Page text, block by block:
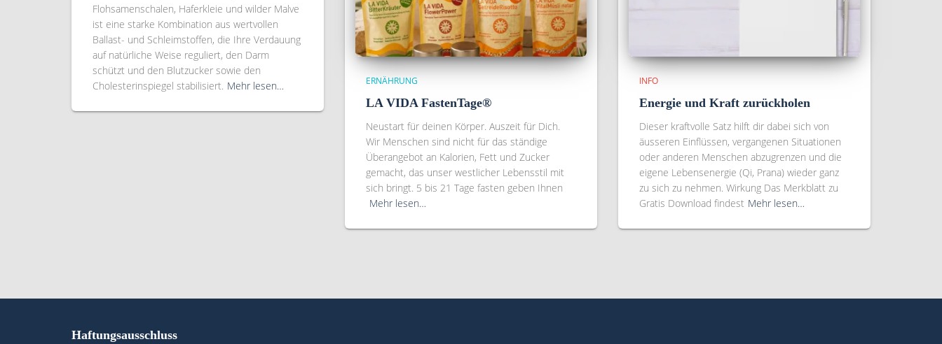
Flohsamenschalen, Haferkleie und wilder Malve
ist eine starke Kombination aus wertvollen
Ballast- und Schleimstoffen, die Ihre Verdauung
auf natürliche Weise reguliert, den Darm
schützt und den Blutzucker sowie den
Cholesterinspiegel stabilisiert. Mehr lesen… ERNÄHRUNG
LA VIDA FastenTage®
Neustart für deinen Körper. Auszeit für Dich.
Wir Menschen sind nicht für das ständige
Überangebot an Kalorien, Fett und Zucker
gemacht, das unser westlicher Lebensstil mit
sich bringt. 5 bis 21 Tage fasten geben Ihnen
Mehr lesen…
INFO
Energie und Kraft zurückholen
Dieser kraftvolle Satz hilft dir dabei sich von
äusseren Einflüssen, vergangenen Situationen
oder anderen Menschen abzugrenzen und die
eigene Lebensenergie (Qi, Prana) wieder ganz
zu sich zu nehmen. Wirkung Das Merkblatt zu
Gratis Download findest Mehr lesen…
Haftungsausschluss